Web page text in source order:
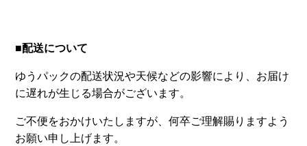
■配送について
ゆうパックの配送状況や天候などの影響により、お届け
に遅れが生じる場合がございます。
ご不便をおかけいたしますが、何卒ご理解賜りますよう
お願い申し上げます。